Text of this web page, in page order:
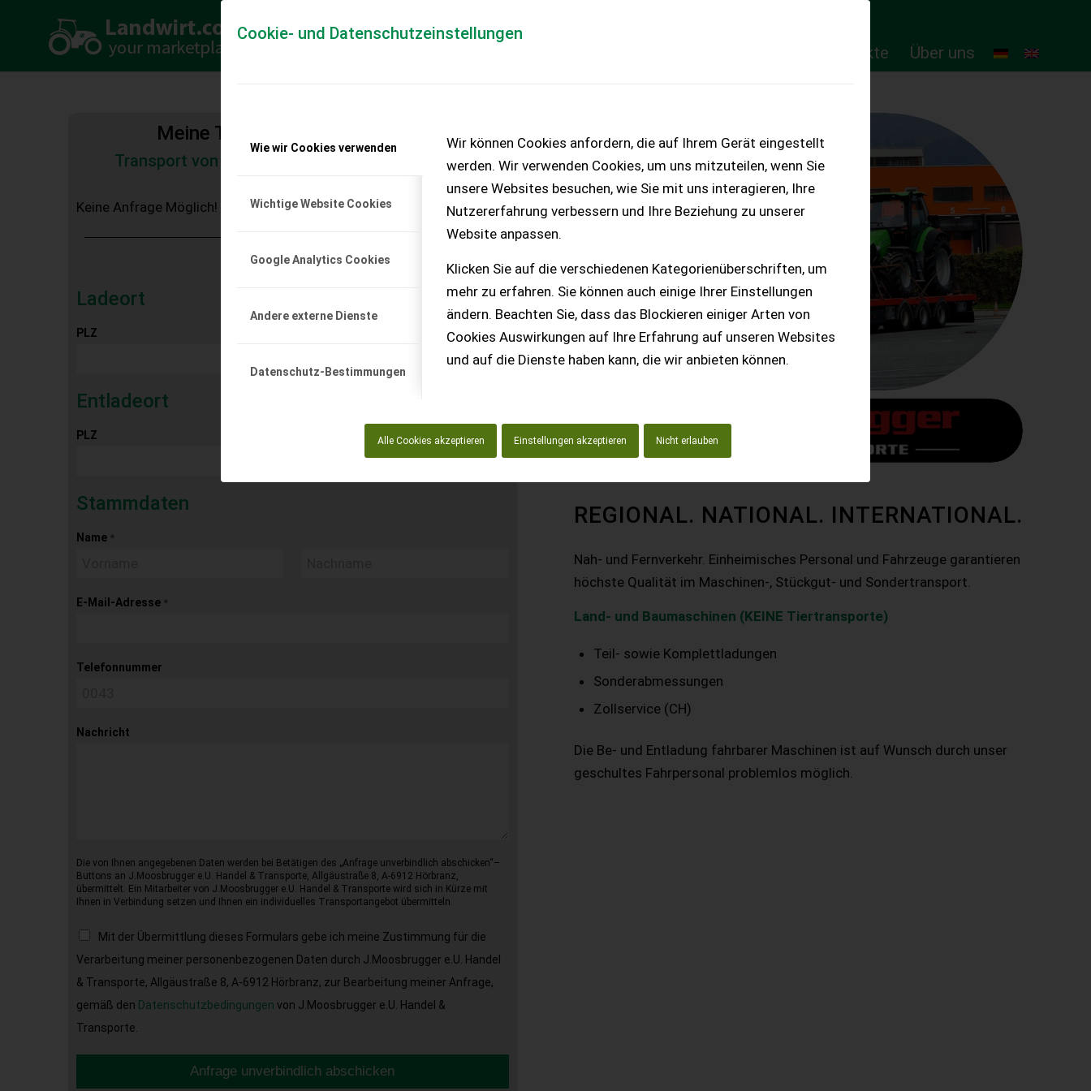
Cookie- und Datenschutzeinstellungen
Wie wir Cookies verwenden
Wichtige Website Cookies
Google Analytics Cookies
Andere externe Dienste
Datenschutz-Bestimmungen
Wir können Cookies anfordern, die auf Ihrem Gerät eingestellt
werden. Wir verwenden Cookies, um uns mitzuteilen, wenn Sie
unsere Websites besuchen, wie Sie mit uns interagieren, Ihre
Nutzererfahrung verbessern und Ihre Beziehung zu unserer
Website anpassen.
Klicken Sie auf die verschiedenen Kategorienüberschriften, um
mehr zu erfahren. Sie können auch einige Ihrer Einstellungen
ändern. Beachten Sie, dass das Blockieren einiger Arten von
Cookies Auswirkungen auf Ihre Erfahrung auf unseren Websites
und auf die Dienste haben kann, die wir anbieten können.
Alle Cookies akzeptieren Einstellungen akzeptieren Nicht erlauben
Online-Produkte Über uns
Meine Transportkostenanfrage
Transport von Land- und Baumaschinen – KEINE
Keine Anfrage Möglich!
Ladeort
PLZ
Entladeort
PLZ
Stammdaten
Name *
E-Mail-Adresse *
Telefonnummer
Nachricht
Die von Ihnen angegebenen Daten werden bei Betätigen des „Anfrage unverbindlich abschicken“–
Buttons an J.Moosbrugger e.U. Handel & Transporte, Allgäustraße 8, A-6912 Hörbranz,
übermittelt. Ein Mitarbeiter von J.Moosbrugger e.U. Handel & Transporte wird sich in Kürze mit
Ihnen in Verbindung setzen und Ihnen ein individuelles Transportangebot übermitteln.
Mit der Übermittlung dieses Formulars gebe ich meine Zustimmung für die
Verarbeitung meiner personenbezogenen Daten durch J.Moosbrugger e.U. Handel
& Transporte, Allgäustraße 8, A-6912 Hörbranz, zur Bearbeitung meiner Anfrage,
gemäß den Datenschutzbedingungen von J.Moosbrugger e.U. Handel &
Transporte.
Anfrage unverbindlich abschicken
REGIONAL. NATIONAL. INTERNATIONAL.
Nah- und Fernverkehr. Einheimisches Personal und Fahrzeuge garantieren
höchste Qualität im Maschinen-, Stückgut- und Sondertransport.
Land- und Baumaschinen (KEINE Tiertransporte)
Teil- sowie Komplettladungen
Sonderabmessungen
Zollservice (CH)
Die Be- und Entladung fahrbarer Maschinen ist auf Wunsch durch unser
geschultes Fahrpersonal problemlos möglich.